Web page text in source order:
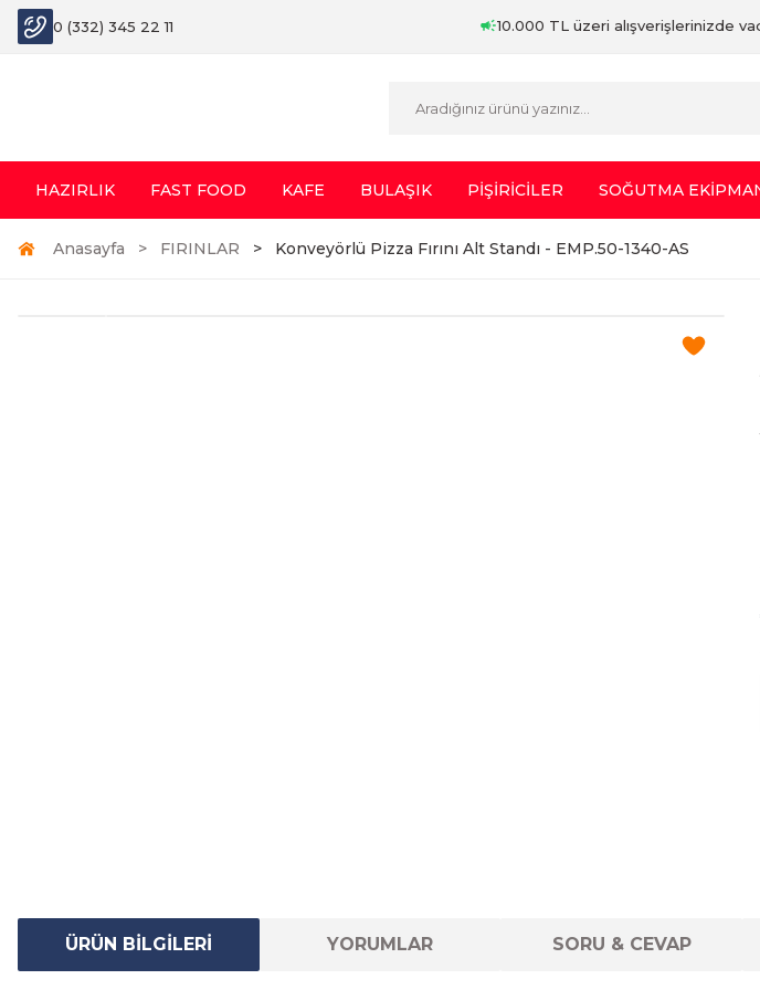
0 (332) 345 22 11 10.000 TL üzeri alışverişlerinizde
HAZIRLIK FAST FOOD KAFE BULAŞIK PİŞİRİCİLER SOĞUTMA
Anasayfa FIRINLAR Konveyörlü Pizza Fırını Alt Standı - EMP.50-1340-AS
ÜRÜN BİLGİLERİ YORUMLAR SORU & CEVAP